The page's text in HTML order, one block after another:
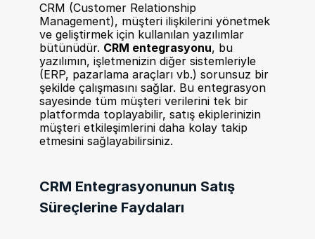
CRM (Customer Relationship
Management), müşteri ilişkilerini yönetmek
ve geliştirmek için kullanılan yazılımlar
bütünüdür. CRM entegrasyonu, bu
yazılımın, işletmenizin diğer sistemleriyle
(ERP, pazarlama araçları vb.) sorunsuz bir
şekilde çalışmasını sağlar. Bu entegrasyon
sayesinde tüm müşteri verilerini tek bir
platformda toplayabilir, satış ekiplerinizin
müşteri etkileşimlerini daha kolay takip
etmesini sağlayabilirsiniz.
CRM Entegrasyonunun Satış
Süreçlerine Faydaları